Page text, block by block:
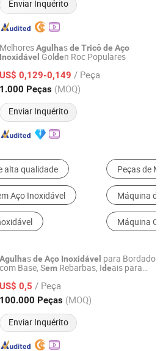
Enviar Inquérito
MelhoresAgulhasde Tricôde Aço
Inoxidável Golden Roc Populares
US$ 0,129-0,149 / Peça
1.000 Peças (MOQ)
Enviar Inquérito
Co., Ltd.
Desde 2025
Peças de Maquinaria Têxtil Utensílios de Costura e Tecer
Outra Maquinaria Têxtil
Máquina de Tecelagem
Agulhasde Aço Inoxidável para Bordado
com Base, Sem Rebarbas, Ideais para
US$ 0,5 / Peça
100.000 Peças (MOQ)
Enviar Inquérito
INSTRUMENT CO., LTD.
Desde 2026